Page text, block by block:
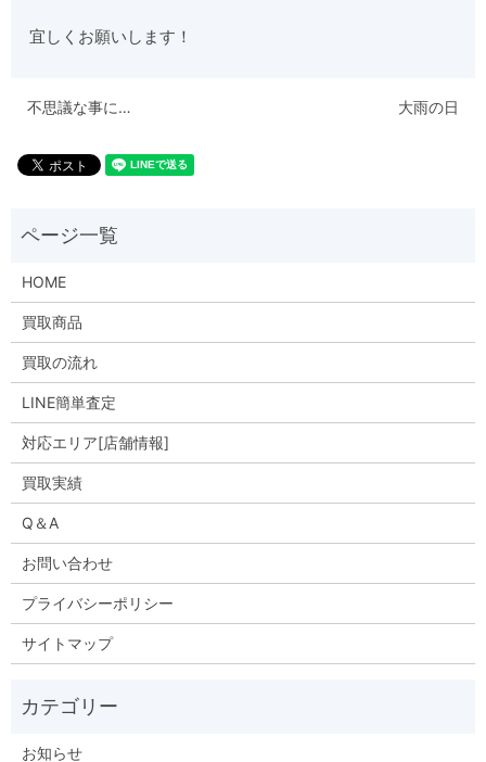
宜しくお願いします！
不思議な事に… 大雨の日
HOME
買取商品
買取の流れ
LINE簡単査定
対応エリア[店舗情報]
買取実績
Q＆A
お問い合わせ
プライバシーポリシー
サイトマップ
お知らせ